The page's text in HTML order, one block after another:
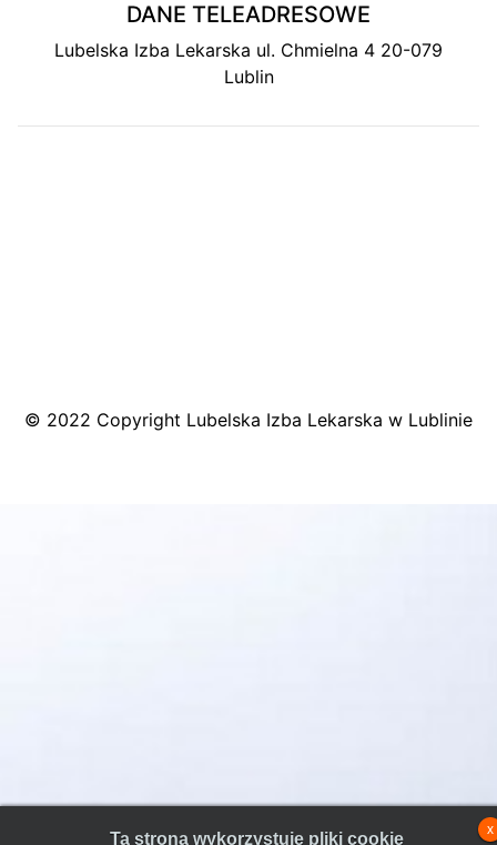
Ta strona wykorzystuje pliki cookie x
DANE TELEADRESOWE
Lubelska Izba Lekarska ul. Chmielna 4 20-079
Lublin
© 2022 Copyright Lubelska Izba Lekarska w Lublinie